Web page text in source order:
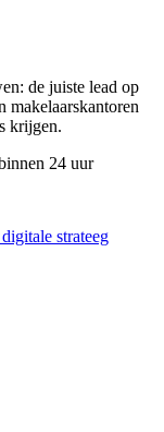
de juiste lead op
makelaarskantoren
krijgen.
24 uur
strateeg